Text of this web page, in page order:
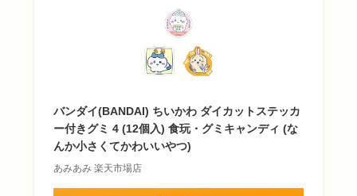
バンダイ(BANDAI) ちいかわ ダイカットステッカ
ー付きグミ 4 (12個入) 食玩・グミキャンディ (な
んか小さくてかわいいやつ)
あみあみ 楽天市場店